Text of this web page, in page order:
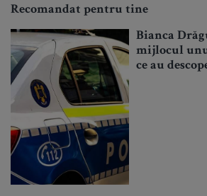
Recomandat pentru tine
Bianca
mijlocul
ce au